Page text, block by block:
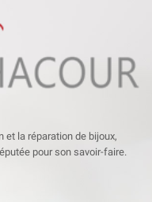
la réparation de bijoux,
pour son savoir-faire.